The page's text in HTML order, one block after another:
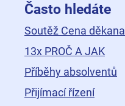
Často hledáte
Soutěž Cena děkana
13x PROČ A JAK
Příběhy absolventů
Přijímací řízení